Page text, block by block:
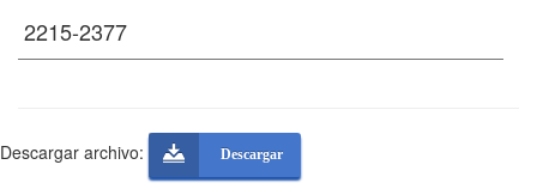
Descargar archivo: Descargar